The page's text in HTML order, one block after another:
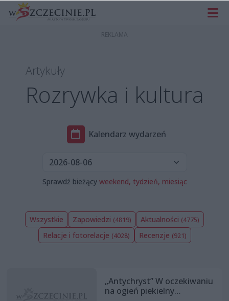
Artykuły
Rozrywka i kultura
Kalendarz wydarzeń
Sprawdź bieżący weekend, tydzień, miesiąc
Wszystkie Zapowiedzi (4819) Aktualności (4775)
Relacje i fotorelacje (4028) Recenzje (921)
„Antychryst” W oczekiwaniu
na ogień piekielny…